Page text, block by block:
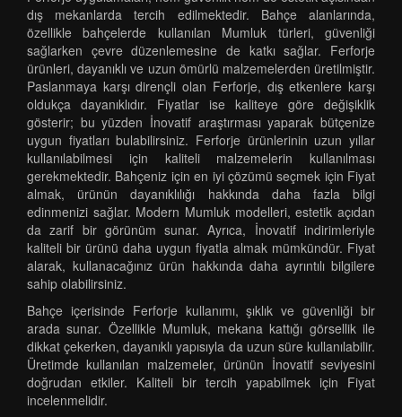
dış mekanlarda tercih edilmektedir. Bahçe alanlarında,
özellikle bahçelerde kullanılan Mumluk türleri, güvenliği
sağlarken çevre düzenlemesine de katkı sağlar. Ferforje
ürünleri, dayanıklı ve uzun ömürlü malzemelerden üretilmiştir.
Paslanmaya karşı dirençli olan Ferforje, dış etkenlere karşı
oldukça dayanıklıdır. Fiyatlar ise kaliteye göre değişiklik
gösterir; bu yüzden İnovatif araştırması yaparak bütçenize
uygun fiyatları bulabilirsiniz. Ferforje ürünlerinin uzun yıllar
kullanılabilmesi için kaliteli malzemelerin kullanılması
gerekmektedir. Bahçeniz için en iyi çözümü seçmek için Fiyat
almak, ürünün dayanıklılığı hakkında daha fazla bilgi
edinmenizi sağlar. Modern Mumluk modelleri, estetik açıdan
da zarif bir görünüm sunar. Ayrıca, İnovatif indirimleriyle
kaliteli bir ürünü daha uygun fiyatla almak mümkündür. Fiyat
alarak, kullanacağınız ürün hakkında daha ayrıntılı bilgilere
sahip olabilirsiniz.
Bahçe içerisinde Ferforje kullanımı, şıklık ve güvenliği bir
arada sunar. Özellikle Mumluk, mekana kattığı görsellik ile
dikkat çekerken, dayanıklı yapısıyla da uzun süre kullanılabilir.
Üretimde kullanılan malzemeler, ürünün İnovatif seviyesini
doğrudan etkiler. Kaliteli bir tercih yapabilmek için Fiyat
incelenmelidir.